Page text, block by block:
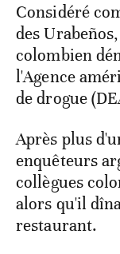
Considéré
des
colombien
l'Agence
de drogue
Après plus
enquêteurs
collègues
alors qu'il
restaurant.